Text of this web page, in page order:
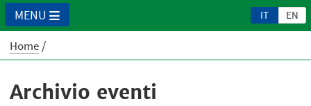
IT EN
MENU
Home
Archivio eventi